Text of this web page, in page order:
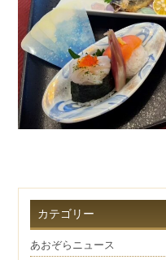
カテゴリー
あおぞらニュース